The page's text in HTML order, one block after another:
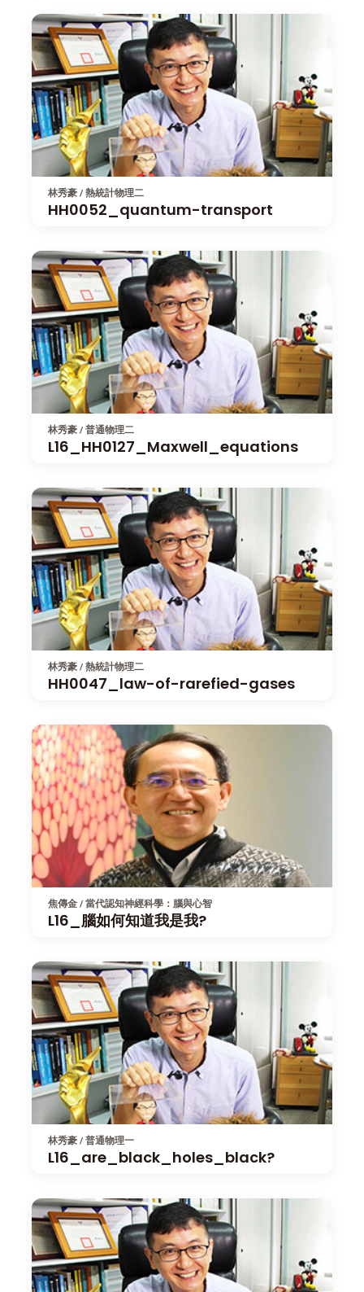
林秀豪 / 熱統計物理二
HH0052_quantum-transport
林秀豪 / 普通物理二
L16_HH0127_Maxwell_equations
林秀豪 / 熱統計物理二
HH0047_law-of-rarefied-gases
焦傳金 / 當代認知神經科學：腦與心智
L16_腦如何知道我是我?
林秀豪 / 普通物理一
L16_are_black_holes_black?